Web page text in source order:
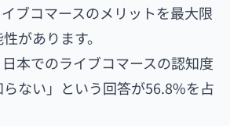
ブコマースのメリットを最大限
があります。
本でのライブコマースの認知度
ない」という回答が56.8%を占